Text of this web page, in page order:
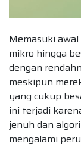
Memasuki
mikro hingga
dengan
meskipun
yang cukup
ini terjadi
jenuh dan
mengalami